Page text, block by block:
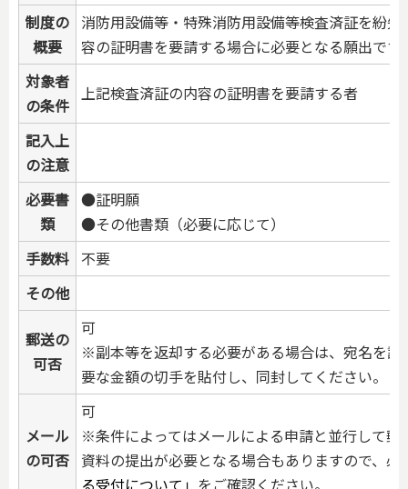
制度の
概要
消防用設備等・特殊消防用設備等検査済証を紛
容の証明書を要請する場合に必要となる願出です
対象者
の条件
上記検査済証の内容の証明書を要請する者
記入上
の注意
必要書
類
●証明願
●その他書類（必要に応じて）
手数料 不要
その他
郵送の
可否
可
※副本等を返却する必要がある場合は、宛名を記
要な金額の切手を貼付し、同封してください。
メール
の可否
可
※条件によってはメールによる申請と並行して郵
資料の提出が必要となる場合もありますので、必
る受付について」 をご確認ください。